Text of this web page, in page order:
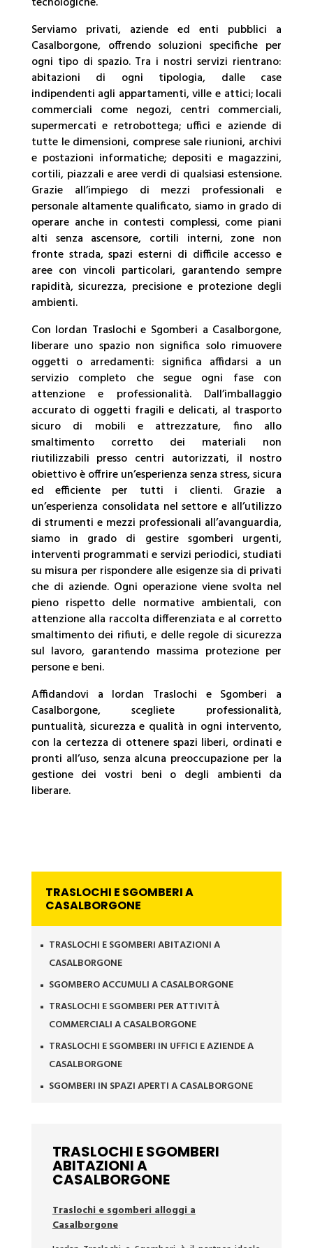
Serviamo privati, aziende ed enti pubblici a
Casalborgone, offrendo soluzioni specifiche per
ogni tipo di spazio. Tra i nostri servizi rientrano:
abitazioni di ogni tipologia, dalle case
indipendenti agli appartamenti, ville e attici; locali
commerciali come negozi, centri commerciali,
supermercati e retrobottega; uffici e aziende di
tutte le dimensioni, comprese sale riunioni, archivi
e postazioni informatiche; depositi e magazzini,
cortili, piazzali e aree verdi di qualsiasi estensione.
Grazie all’impiego di mezzi professionali e
personale altamente qualificato, siamo in grado di
operare anche in contesti complessi, come piani
alti senza ascensore, cortili interni, zone non
fronte strada, spazi esterni di difficile accesso e
aree con vincoli particolari, garantendo sempre
rapidità, sicurezza, precisione e protezione degli
ambienti.
Con Iordan Traslochi e Sgomberi a Casalborgone,
liberare uno spazio non significa solo rimuovere
oggetti o arredamenti: significa affidarsi a un
servizio completo che segue ogni fase con
attenzione e professionalità. Dall’imballaggio
accurato di oggetti fragili e delicati, al trasporto
sicuro di mobili e attrezzature, fino allo
smaltimento corretto dei materiali non
riutilizzabili presso centri autorizzati, il nostro
obiettivo è offrire un’esperienza senza stress, sicura
ed efficiente per tutti i clienti. Grazie a
un’esperienza consolidata nel settore e all’utilizzo
di strumenti e mezzi professionali all’avanguardia,
siamo in grado di gestire sgomberi urgenti,
interventi programmati e servizi periodici, studiati
su misura per rispondere alle esigenze sia di privati
che di aziende. Ogni operazione viene svolta nel
pieno rispetto delle normative ambientali, con
attenzione alla raccolta differenziata e al corretto
smaltimento dei rifiuti, e delle regole di sicurezza
sul lavoro, garantendo massima protezione per
persone e beni.
Affidandovi a Iordan Traslochi e Sgomberi a
Casalborgone, scegliete professionalità,
puntualità, sicurezza e qualità in ogni intervento,
con la certezza di ottenere spazi liberi, ordinati e
pronti all’uso, senza alcuna preoccupazione per la
gestione dei vostri beni o degli ambienti da
liberare.
TRASLOCHI E SGOMBERI A
CASALBORGONE
^
TRASLOCHI E SGOMBERI ABITAZIONI A
CASALBORGONE
^ SGOMBERO ACCUMULI A CASALBORGONE
^
TRASLOCHI E SGOMBERI PER ATTIVITÀ
COMMERCIALI A CASALBORGONE
^
TRASLOCHI E SGOMBERI IN UFFICI E AZIENDE A
CASALBORGONE
^ SGOMBERI IN SPAZI APERTI A CASALBORGONE
TRASLOCHI E SGOMBERI
ABITAZIONI A
CASALBORGONE
Traslochi e sgomberi alloggi a
Casalborgone